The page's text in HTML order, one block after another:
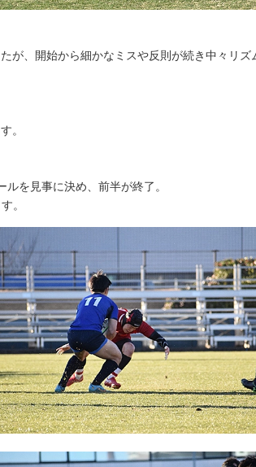
が、開始から細かなミスや反則が続き中々リズ
。
を見事に決め、前半が終了。
。